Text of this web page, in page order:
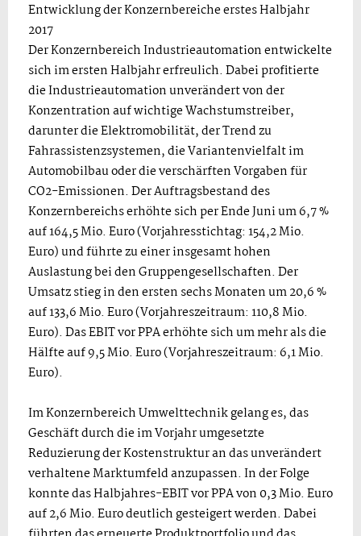
Entwicklung der Konzernbereiche erstes Halbjahr
2017
Der Konzernbereich Industrieautomation entwickelte
sich im ersten Halbjahr erfreulich. Dabei profitierte
die Industrieautomation unverändert von der
Konzentration auf wichtige Wachstumstreiber,
darunter die Elektromobilität, der Trend zu
Fahrassistenzsystemen, die Variantenvielfalt im
Automobilbau oder die verschärften Vorgaben für
CO2-Emissionen. Der Auftragsbestand des
Konzernbereichs erhöhte sich per Ende Juni um 6,7 %
auf 164,5 Mio. Euro (Vorjahresstichtag: 154,2 Mio.
Euro) und führte zu einer insgesamt hohen
Auslastung bei den Gruppengesellschaften. Der
Umsatz stieg in den ersten sechs Monaten um 20,6 %
auf 133,6 Mio. Euro (Vorjahreszeitraum: 110,8 Mio.
Euro). Das EBIT vor PPA erhöhte sich um mehr als die
Hälfte auf 9,5 Mio. Euro (Vorjahreszeitraum: 6,1 Mio.
Euro).
Im Konzernbereich Umwelttechnik gelang es, das
Geschäft durch die im Vorjahr umgesetzte
Reduzierung der Kostenstruktur an das unverändert
verhaltene Marktumfeld anzupassen. In der Folge
konnte das Halbjahres-EBIT vor PPA von 0,3 Mio. Euro
auf 2,6 Mio. Euro deutlich gesteigert werden. Dabei